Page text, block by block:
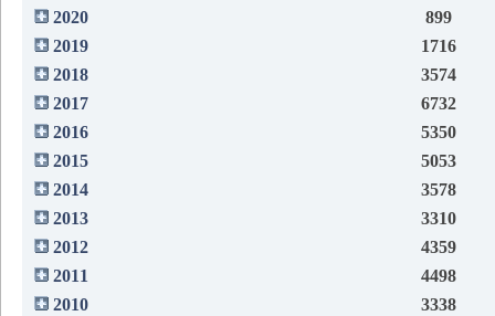
2020
899
2019
1716
2018
3574
2017
6732
2016
5350
2015
5053
2014
3578
2013
3310
2012
4359
2011
4498
2010
3338